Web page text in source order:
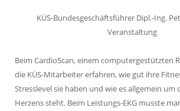
KÜS-Bundesgeschäftsführer Dipl.-Ing.
Veranstaltung
Beim CardioScan, einem computergestützten
die KÜS-Mitarbeiter erfahren, wie gut ihre
Stresslevel sie haben und wie es allgemein um
Herzens steht. Beim Leistungs-EKG musste